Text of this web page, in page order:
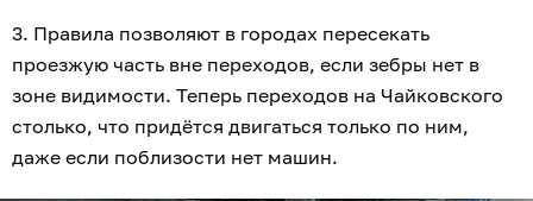
3. Правила позволяют в городах пересекать
проезжую часть вне переходов, если зебры нет в
зоне видимости. Теперь переходов на Чайковского
столько, что придётся двигаться только по ним,
даже если поблизости нет машин.